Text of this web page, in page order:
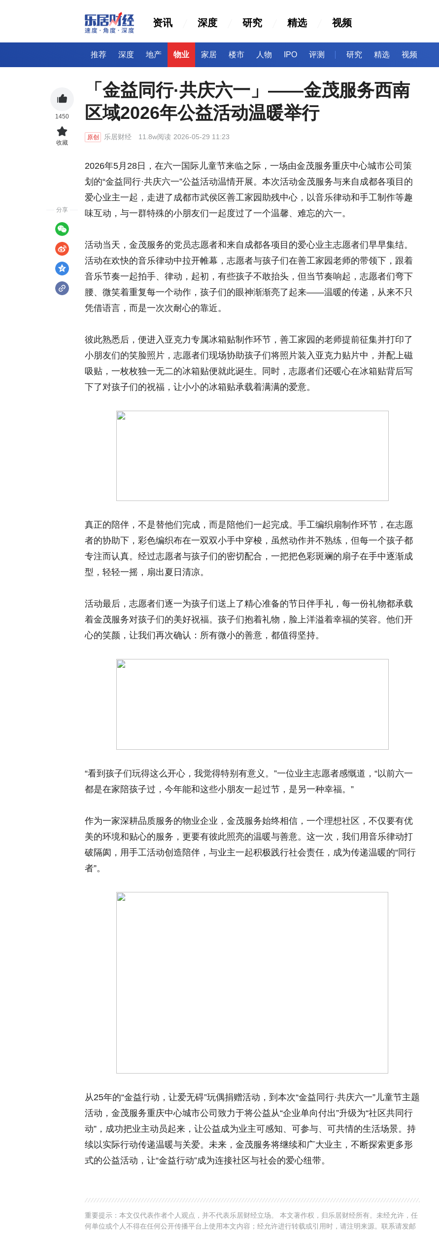
资讯 深度 研究 精选 视频
推荐 深度 地产 物业 家居 楼市 人物 IPO 评测 研究 精选 视频
「金益同行·共庆六一」——金茂服务西南
区域2026年公益活动温暖举行
原创 乐居财经 11.8w阅读 2026-05-29 11:23
2026年5月28日，在六一国际儿童节来临之际，一场由金茂服务重庆中心城市公司策
划的“金益同行·共庆六一”公益活动温情开展。本次活动金茂服务与来自成都各项目的
爱心业主一起，走进了成都市武侯区善工家园助残中心，以音乐律动和手工制作等趣
味互动，与一群特殊的小朋友们一起度过了一个温馨、难忘的六一。
活动当天，金茂服务的党员志愿者和来自成都各项目的爱心业主志愿者们早早集结。
活动在欢快的音乐律动中拉开帷幕，志愿者与孩子们在善工家园老师的带领下，跟着
音乐节奏一起拍手、律动，起初，有些孩子不敢抬头，但当节奏响起，志愿者们弯下
腰、微笑着重复每一个动作，孩子们的眼神渐渐亮了起来——温暖的传递，从来不只
凭借语言，而是一次次耐心的靠近。
彼此熟悉后，便进入亚克力专属冰箱贴制作环节，善工家园的老师提前征集并打印了
小朋友们的笑脸照片，志愿者们现场协助孩子们将照片装入亚克力贴片中，并配上磁
吸贴，一枚枚独一无二的冰箱贴便就此诞生。同时，志愿者们还暖心在冰箱贴背后写
下了对孩子们的祝福，让小小的冰箱贴承载着满满的爱意。
真正的陪伴，不是替他们完成，而是陪他们一起完成。手工编织扇制作环节，在志愿
者的协助下，彩色编织布在一双双小手中穿梭，虽然动作并不熟练，但每一个孩子都
专注而认真。经过志愿者与孩子们的密切配合，一把把色彩斑斓的扇子在手中逐渐成
型，轻轻一摇，扇出夏日清凉。
活动最后，志愿者们逐一为孩子们送上了精心准备的节日伴手礼，每一份礼物都承载
着金茂服务对孩子们的美好祝福。孩子们抱着礼物，脸上洋溢着幸福的笑容。他们开
心的笑颜，让我们再次确认：所有微小的善意，都值得坚持。
“看到孩子们玩得这么开心，我觉得特别有意义。”一位业主志愿者感慨道，“以前六一
都是在家陪孩子过，今年能和这些小朋友一起过节，是另一种幸福。”
作为一家深耕品质服务的物业企业，金茂服务始终相信，一个理想社区，不仅要有优
美的环境和贴心的服务，更要有彼此照亮的温暖与善意。这一次，我们用音乐律动打
破隔阂，用手工活动创造陪伴，与业主一起积极践行社会责任，成为传递温暖的“同行
者”。
从25年的“金益行动，让爱无碍”玩偶捐赠活动，到本次“金益同行·共庆六一”儿童节主题
活动，金茂服务重庆中心城市公司致力于将公益从“企业单向付出”升级为“社区共同行
动”，成功把业主动员起来，让公益成为业主可感知、可参与、可共情的生活场景。持
续以实际行动传递温暖与关爱。未来，金茂服务将继续和广大业主，不断探索更多形
式的公益活动，让“金益行动”成为连接社区与社会的爱心纽带。
重要提示：本文仅代表作者个人观点，并不代表乐居财经立场。 本文著作权，归乐居财经所有。未经允许，任
何单位或个人不得在任何公开传播平台上使用本文内容；经允许进行转载或引用时，请注明来源。联系请发邮
1450
收藏
分享